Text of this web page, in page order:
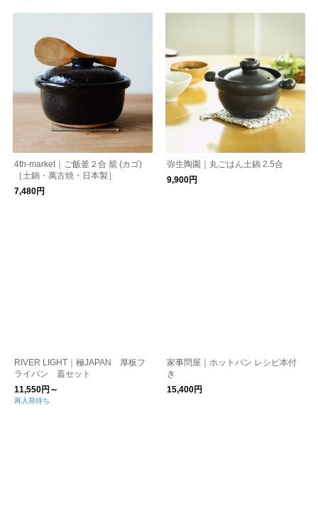
4th-market｜ご飯釜２合 籠 (カゴ)
［土鍋・萬古焼・日本製］
7,480円
弥生陶園｜丸ごはん土鍋 2.5合
9,900円
RIVER LIGHT｜極JAPAN 厚板フ
ライパン 蓋セット
11,550円～
再入荷待ち
家事問屋｜ホットパン レシピ本付
き
15,400円